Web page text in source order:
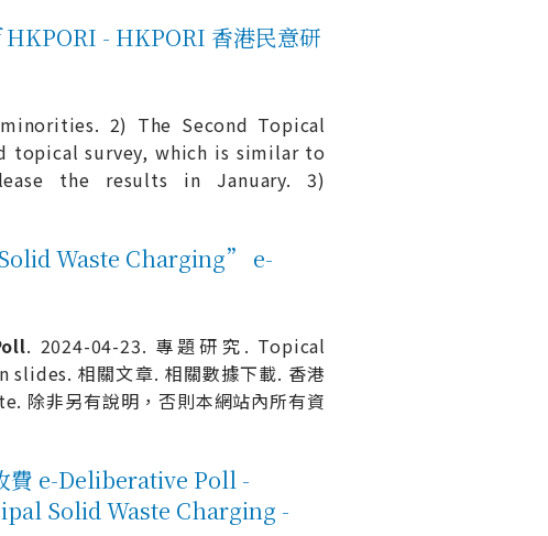
- HKPORI 香港民意研
2) The Second Topical
topical survey, which is similar to
the results in January. 3)
Waste Charging” e-
. 2024-04-23. 專題研究. Topical
相關文章. 相關數據下載. 香港
除非另有說明，否則本網站內所有資
費 e-Deliberative Poll -
Solid Waste Charging -